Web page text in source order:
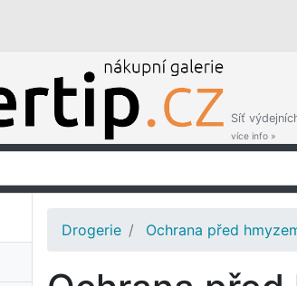
Síť
více info »
Drogerie Ochrana před